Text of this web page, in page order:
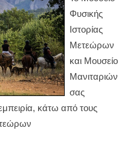
Φυσικής
Ιστορίας
Μετεώρων
και Μουσείο
Μανιταριών
σας
κάτω από τους